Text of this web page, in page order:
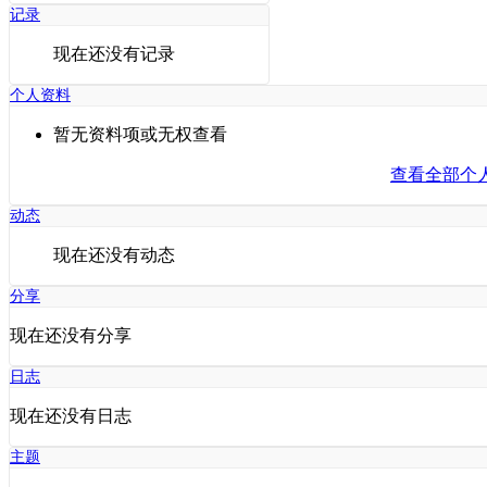
记录
现在还没有记录
个人资料
暂无资料项或无权查看
查看全部个
动态
现在还没有动态
分享
现在还没有分享
日志
现在还没有日志
主题